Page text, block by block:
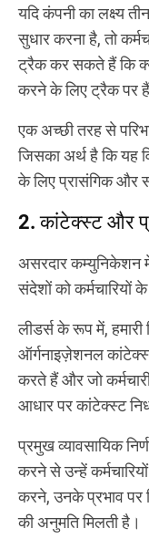
यदि कंपनी का लक्ष्य
सुधार करना है, तो
ट्रैक कर सकते हैं कि
करने के लिए ट्रैक पर
एक अच्छी तरह से
जिसका अर्थ है कि यह
के लिए प्रासंगिक और
2. कांटेक्स्ट और
असरदार कम्युनिकेशन में
संदेशों को कर्मचारियों
लीडर्स के रूप में, हमारी
ऑर्गनाइज़ेशनल
करते हैं और जो
आधार पर कांटेक्स्ट
प्रमुख व्यावसायिक
करने से उन्हें
करने, उनके प्रभाव पर
की अनुमति मिलती है।